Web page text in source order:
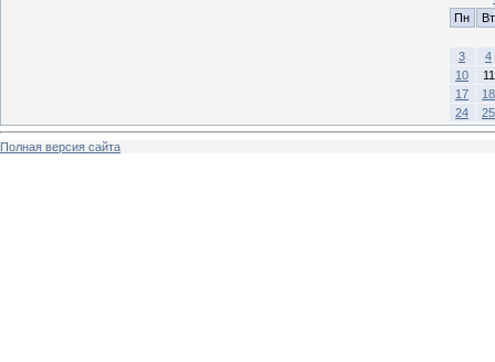
Пн
Вт
3
4
10
11
17
18
24
25
Полная версия сайта